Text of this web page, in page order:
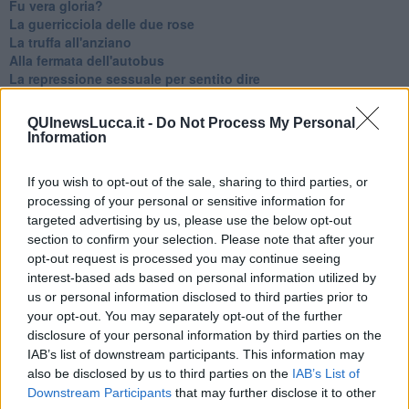
QUInewsLucca.it - Do Not Process My Personal
Information
If you wish to opt-out of the sale, sharing to third parties, or
processing of your personal or sensitive information for
targeted advertising by us, please use the below opt-out
section to confirm your selection. Please note that after your
opt-out request is processed you may continue seeing
interest-based ads based on personal information utilized by
us or personal information disclosed to third parties prior to
your opt-out. You may separately opt-out of the further
disclosure of your personal information by third parties on the
IAB’s list of downstream participants. This information may
also be disclosed by us to third parties on the IAB’s List of
Downstream Participants that may further disclose it to other
Fu vera gloria?
La guerricciola delle due rose
La truffa all'anziano
Alla fermata dell'autobus
La repressione sessuale per sentito dire
Foto storica
Esequie solenni
Non avere e non essere
Armiamoci e... avviatevi
Da Capodanno a Carnevale
Schizzi di fango
Sor-riso amaro
Fine anno al ristorante
La festa di Capodanno
Natale 2024
Re e regnanti
A noi interessa il dito non la luna
Come rubare allo stato e vivere felici
Una performance